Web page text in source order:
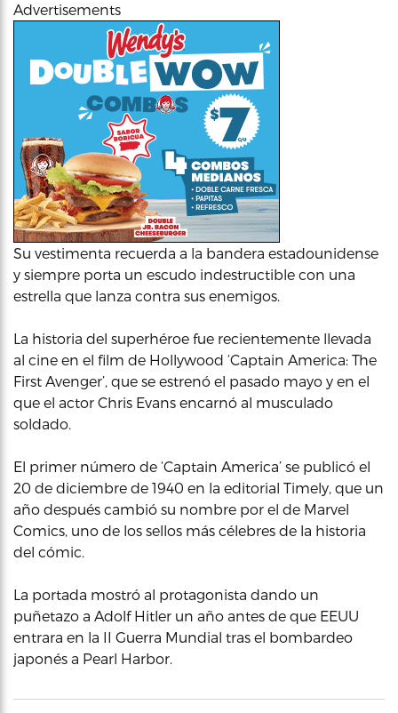
Advertisements
Su vestimenta recuerda a la bandera estadounidense
y siempre porta un escudo indestructible con una
estrella que lanza contra sus enemigos.
La historia del superhéroe fue recientemente llevada
al cine en el film de Hollywood ‘Captain America: The
First Avenger’, que se estrenó el pasado mayo y en el
que el actor Chris Evans encarnó al musculado
soldado.
El primer número de ‘Captain America’ se publicó el
20 de diciembre de 1940 en la editorial Timely, que un
año después cambió su nombre por el de Marvel
Comics, uno de los sellos más célebres de la historia
del cómic.
La portada mostró al protagonista dando un
puñetazo a Adolf Hitler un año antes de que EEUU
entrara en la II Guerra Mundial tras el bombardeo
japonés a Pearl Harbor.